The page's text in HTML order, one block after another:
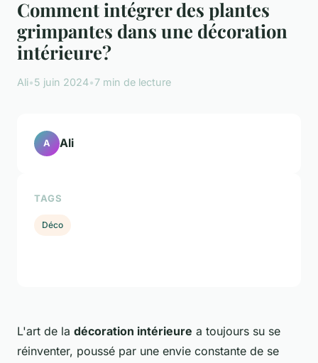
Comment intégrer des plantes
grimpantes dans une décoration
intérieure?
Ali•5 juin 2024•7 min de lecture
L'art de la décoration intérieure a toujours su se
réinventer, poussé par une envie constante de se
A Ali
TAGS
Déco